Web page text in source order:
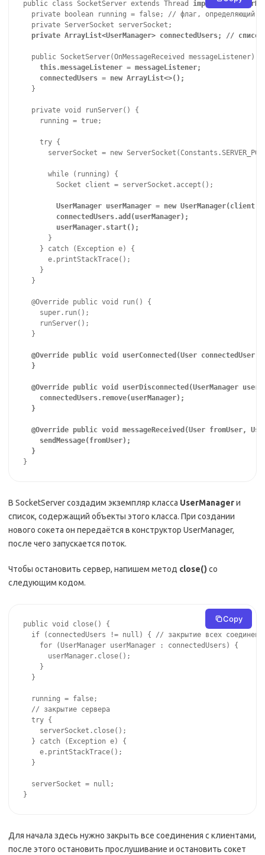
public class SocketServer extends Thread implements
private boolean running = false; // флаг, определяющий,
  private ServerSocket serverSocket;
  public SocketServer(OnMessageReceived messageListener) {
this.messageListener = messageListener;
    connectedUsers = new ArrayList<>();
  }
  private void runServer() {
    running = true;
    try {
serverSocket = new
      while (running) {
        Socket client = serverSocket.accept();
UserManager userManager = new
        connectedUsers.add(userManager);
userManager.start();
      }
    } catch (Exception e) {
      e.printStackTrace();
    }
  }
  @Override public void run() {
    super.run();
    runServer();
  }
@Override public void userConnected(User connectedUser)
  }
@Override public void userDisconnected(UserManager
    connectedUsers.remove(userManager);
  }
@Override public void messageReceived(User fromUser,
    sendMessage(fromUser);
  }
}
В SocketServer создадим экземпляр класса UserManagerи
список, содержащий объекты этого класса. При создании
нового сокета он передаётся в конструктор UserManager,
после чего запускается поток.
Чтобы остановить сервер, напишем метод close() со
следующим кодом.
public void close() {
if (connectedUsers != null) { // закрытие всех
    for (UserManager userManager : connectedUsers) {
      userManager.close();
    }
  }
  running = false;
  // закрытие сервера
  try {
    serverSocket.close();
  } catch (Exception e) {
    e.printStackTrace();
  }
  serverSocket = null;
}
Copy
Для начала здесь нужно закрыть все соединения с клиентами,
после этого остановить прослушивание и остановить сокет